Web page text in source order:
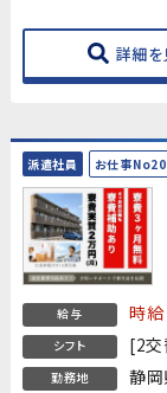
詳細を
派遣社員 お仕事
給与 時
シフト [2
勤務地 静